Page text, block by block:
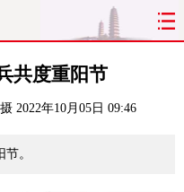
太原
文明 出行
综合
共度重阳节
2022年10月05日 09:46
。